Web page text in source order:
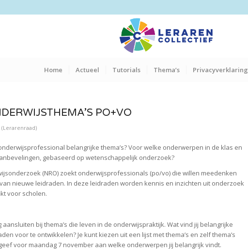
Home Actueel Tutorials Thema’s Privacyverklaring
PO+VO
(Lerarenraad)
belangrijke thema’s? Voor welke onderwerpen in de klas en
gebaseerd op wetenschappelijk onderzoek?
(NRO) zoekt onderwijsprofessionals (po/vo) die willen meedenken
nieuwe leidraden. In deze leidraden worden kennis en inzichten uit onderzoek
voor scholen.
aansluiten bij thema’s die leven in de onderwijspraktijk. Wat vind jij belangrijke
voor te ontwikkelen? Je kunt kiezen uit een lijst met thema’s en zelf thema’s
voor maandag 7 november aan welke onderwerpen jij belangrijk vindt.